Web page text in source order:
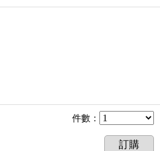
件數 ：
訂購